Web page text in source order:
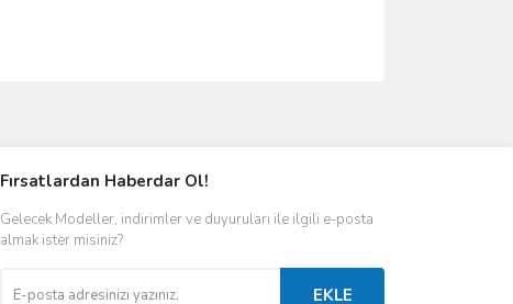
Fırsatlardan Haberdar Ol!
Gelecek Modeller, indirimler ve duyuruları ile ilgili e-posta
almak ister misiniz?
EKLE